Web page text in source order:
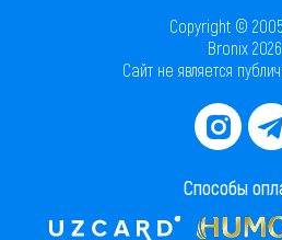
Copyright ©
Bronix 2026
Сайт не является
Способы